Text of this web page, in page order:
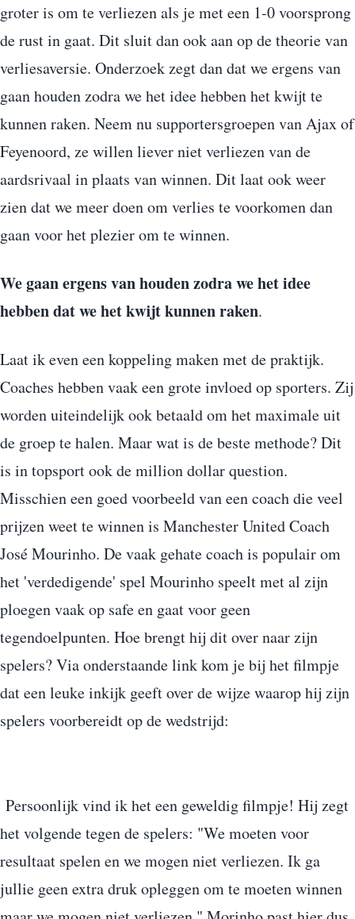
groter is om te verliezen als je met een 1-0 voorsprong
de rust in gaat. Dit sluit dan ook aan op de theorie van
verliesaversie. Onderzoek zegt dan dat we ergens van
gaan houden zodra we het idee hebben het kwijt te
kunnen raken. Neem nu supportersgroepen van Ajax of
Feyenoord, ze willen liever niet verliezen van de
aardsrivaal in plaats van winnen. Dit laat ook weer
zien dat we meer doen om verlies te voorkomen dan
gaan voor het plezier om te winnen.
We gaan ergens van houden zodra we het idee
hebben dat we het kwijt kunnen raken.
Laat ik even een koppeling maken met de praktijk.
Coaches hebben vaak een grote invloed op sporters. Zij
worden uiteindelijk ook betaald om het maximale uit
de groep te halen. Maar wat is de beste methode? Dit
is in topsport ook de million dollar question.
Misschien een goed voorbeeld van een coach die veel
prijzen weet te winnen is Manchester United Coach
José Mourinho. De vaak gehate coach is populair om
het 'verdedigende' spel Mourinho speelt met al zijn
ploegen vaak op safe en gaat voor geen
tegendoelpunten. Hoe brengt hij dit over naar zijn
spelers? Via onderstaande link kom je bij het filmpje
dat een leuke inkijk geeft over de wijze waarop hij zijn
spelers voorbereidt op de wedstrijd:
Persoonlijk vind ik het een geweldig filmpje! Hij zegt
het volgende tegen de spelers: "We moeten voor
resultaat spelen en we mogen niet verliezen. Ik ga
jullie geen extra druk opleggen om te moeten winnen